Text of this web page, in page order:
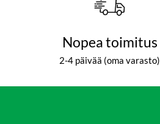
Nopea toimitus
2-4 päivää (oma varasto)